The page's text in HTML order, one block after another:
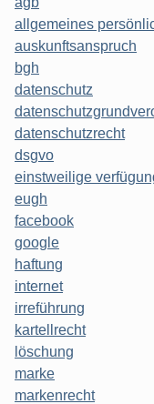
allgemeines
auskunftsanspruch
bgh
datenschutz
datenschutzrecht
dsgvo
einstweilige
eugh
facebook
google
haftung
internet
irreführung
kartellrecht
löschung
marke
markenrecht